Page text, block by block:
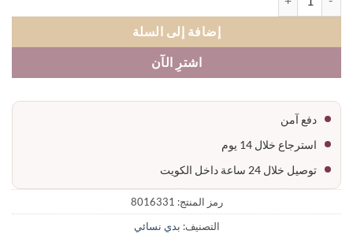
إضافة إلى السلة
اشترِ الآن
دفع آمن
استرجاع خلال 14 يوم
توصيل خلال 24 ساعة داخل الكويت
رمز المنتج:8016331
التصنيف:بدي نسائي